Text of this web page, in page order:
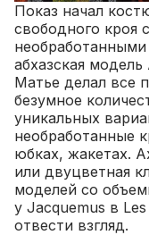
Показ начал
свободного кроя
абхазская
Матье делал все
безумное
уникальных
необработанные
юбках, жакетах.
или двуцветная
моделей со
у Jacquemus в
отвести взгляд.